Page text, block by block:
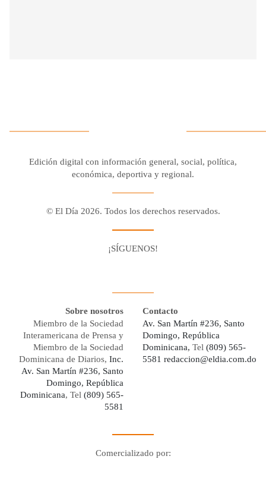
Edición digital con información general, social, política,
económica, deportiva y regional.
© El Día 2026. Todos los derechos reservados.
¡SÍGUENOS!
Sobre nosotros
Miembro de la Sociedad
Interamericana de Prensa y
Miembro de la Sociedad
Dominicana de Diarios, Inc.
Av. San Martín #236, Santo
Domingo, República
Dominicana, Tel (809) 565-
5581
Contacto
Av. San Martín #236, Santo
Domingo, República
Dominicana, Tel (809) 565-
5581 redaccion@eldia.com.do
Comercializado por: